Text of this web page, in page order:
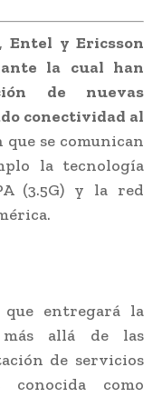
Entel y Ericsson
la cual han
de nuevas
conectividad al
que se comunican
la tecnología
(3.5G) y la red
que entregará la
allá de las
de servicios
conocida como